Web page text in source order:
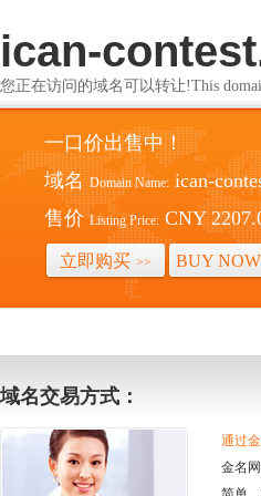
ican-
您正在访问的域名可以转让!This
一口价出售中！
域名 Domain Name: ican-
售价 Listing Price: CNY
立即购买 >> BUY NOW
域名交易方式：
通过
金名